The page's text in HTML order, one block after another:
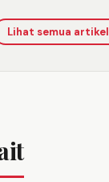
Lihat semua artikel